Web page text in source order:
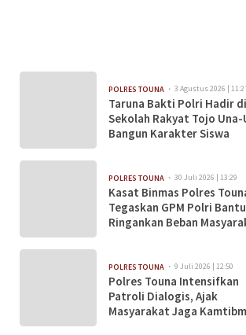
POLRES TOUNA 3 Agustus 2026 |
Taruna Bakti Polri Hadir di
Sekolah Rakyat Tojo Una-
Bangun Karakter Siswa
POLRES TOUNA 30 Juli 2026 | 13:29
Kasat Binmas Polres
Tegaskan GPM Polri Bantu
Ringankan Beban
POLRES TOUNA 9 Juli 2026 | 12:50
Polres Touna Intensifkan
Patroli Dialogis, Ajak
Masyarakat Jaga